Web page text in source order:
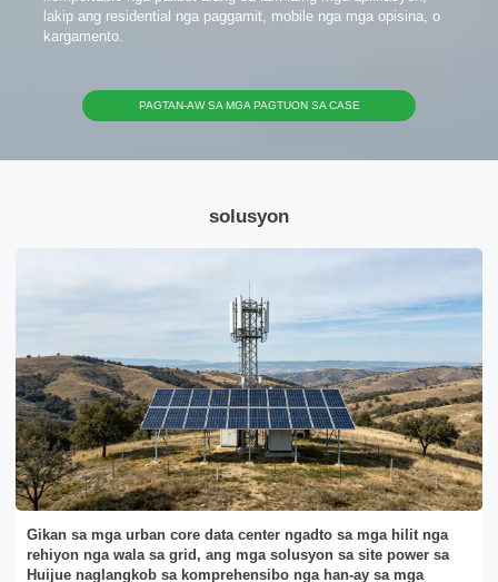
lakip ang residential nga paggamit, mobile nga mga opisina, o
kargamento.
PAGTAN-AW SA MGA PAGTUON SA CASE
solusyon
Gikan sa mga urban core data center ngadto sa mga hilit nga
rehiyon nga wala sa grid, ang mga solusyon sa site power sa
Huijue naglangkob sa komprehensibo nga han-ay sa mga
Makipag-ugnayan
Ania kami aron pagtubag sa imong mga pangutana ug paghatag sa mga solusyon sa
enerhiya nga labing haum sa imong mga panginahanglan.